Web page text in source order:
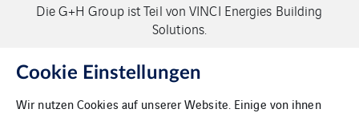
Die G+H Group ist Teil von VINCI Energies Building
Solutions.
Copyright G+H Group
Cookie Einstellungen
Wir nutzen Cookies auf unserer Website. Einige von ihnen